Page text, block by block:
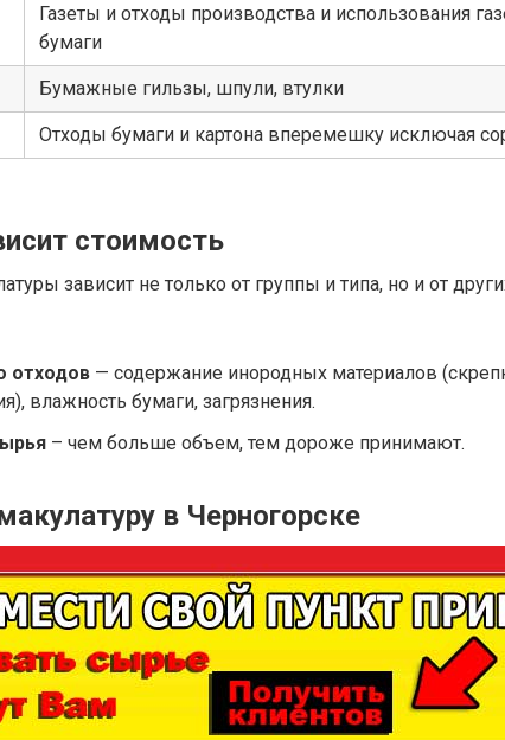
Газеты и отходы производства и использования
бумаги
Бумажные гильзы, шпули, втулки
Отходы бумаги и картона вперемешку исключая
стоимость
зависит не только от группы и типа, но и от
отходов — содержание инородных материалов
влажность бумаги, загрязнения.
– чем больше объем, тем дороже принимают.
в Черногорске